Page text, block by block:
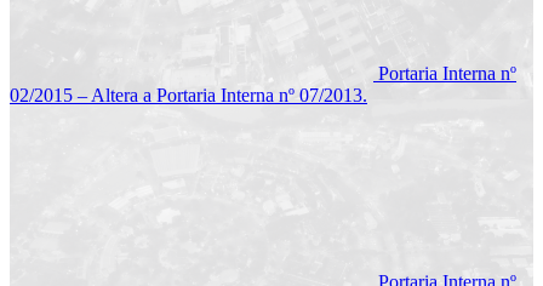
Portaria Interna nº
02/2015 – Altera a Portaria Interna nº 07/2013.
Portaria Interna nº